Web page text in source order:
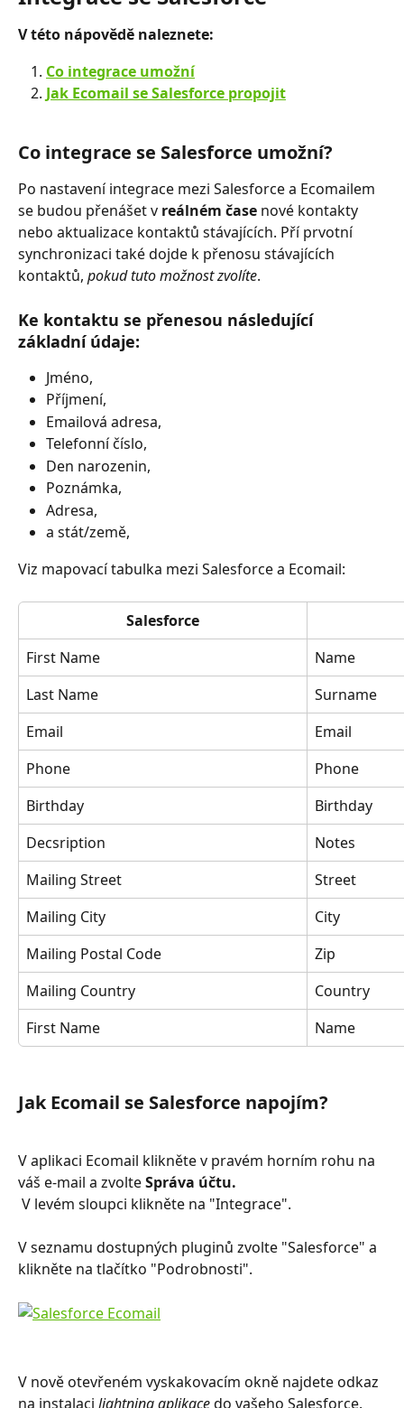
V této nápovědě naleznete:
Co integrace umožní
Jak Ecomail se Salesforce propojit
Co integrace se Salesforce umožní?
Po nastavení integrace mezi Salesforce a Ecomailem
se budou přenášet v reálném čase nové kontakty
nebo aktualizace kontaktů stávajících. Pří prvotní
synchronizaci také dojde k přenosu stávajících
kontaktů, pokud tuto možnost zvolíte.
Ke kontaktu se přenesou následující
základní údaje:
Jméno,
Příjmení,
Emailová adresa,
Telefonní číslo,
Den narozenin,
Poznámka,
Adresa,
a stát/země,
Viz mapovací tabulka mezi Salesforce a Ecomail:
Salesforce
First Name
Name
Last Name
Surname
Email
Email
Phone
Phone
Birthday
Birthday
Decsription
Notes
Mailing Street
Street
Mailing City
City
Mailing Postal Code
Zip
Mailing Country
Country
First Name
Name
Jak Ecomail se Salesforce napojím?
V aplikaci Ecomail klikněte v pravém horním rohu na
váš e-mail a zvolte Správa účtu.
V levém sloupci klikněte na "Integrace".
V seznamu dostupných pluginů zvolte "Salesforce" a
klikněte na tlačítko "Podrobnosti".
V nově otevřeném vyskakovacím okně najdete odkaz
na instalaci lightning aplikace do vašeho Salesforce.